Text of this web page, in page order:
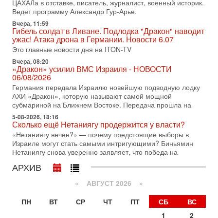
31-07-2026, 09:02
Битва за разоружение ХАМАСа - НОВОСТИ
31/07/2026
Сегодня президент США Дональд Трамп заявил о
достижении исторического соглашения о полном
разоружении ХАМАСа и других вооруженных группировок в
30-07-2026, 17:59
Иран доведет Трампа до крайних мер? Разбор и
оценка от военного обозревателя Давида Шарпа
Ситуация вокруг противостояния Ирана и США накаляется
с каждым днем. Почему Трамп в самый последний момент
отменил решение о нанесении тяжелых ударов
30-07-2026, 16:54
Покупатель авиакомпании «Аркия» намерен
запретить полеты по субботам!
Вокруг возможной продажи авиакомпании «Аркия»
разгорается громкий конфликт.
30-07-2026, 08:16
Трамп готовит удар по Ирану - НОВОСТИ 30/07/2026
Президент США Дональд Трамп сегодня рассматривает
возможность масштабной военной операции против Ирана
после ракетной атаки на американскую базу в
ЦАХАЛа в отставке, писатель, журналист, военный историк.
Ведет программу Александр Гур-Арье.
Вчера, 11:59
Гибель солдат в Ливане. Подлодка "Дракон" наводит
ужас! Атака дрона в Германии. Новости 6.07
Это главные новости дня на ITON-TV
Вчера, 08:20
«Дракон» усилил ВМС Израиля - НОВОСТИ
06/08/2026
Германия передала Израилю новейшую подводную лодку
АХИ «Дракон», которую называют самой мощной
субмариной на Ближнем Востоке. Передача прошла на
5-08-2026, 18:16
Сколько ещё Нетаниягу продержится у власти?
«Нетаниягу вечен?» — почему предстоящие выборы в
Израиле могут стать самыми интригующими? Биньямин
Нетаниягу снова уверенно заявляет, что победа на
АРХИВ
« АВГУСТ 2026 »
ПН
ВТ СР ЧТ ПТ СБ
ВС
1
2